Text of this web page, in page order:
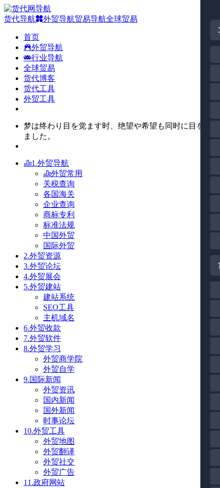
货代导航 外贸导航贸易导航全球贸易
首页
外贸导航
行业导航
全球贸易
货代博客
货代工具
外贸工具
梦は终わり目を觉ます时、绝望や希望も同时に目を觉
ました。
1.外贸导航
外贸常用
关税查询
各国海关
企业查询
商标专利
标准法规
中国外贸
国际外贸
2.外贸资源
3.外贸论坛
4.外贸展会
5.外贸建站
建站系统
SEO工具
主机域名
6.外贸收款
7.外贸软件
8.外贸学习
外贸商学院
外贸自学
9.国际新闻
外贸资讯
国内新闻
国外新闻
时事论坛
10.外贸工具
外贸地图
外贸翻译
外贸社交
外贸广告
11.政府网站